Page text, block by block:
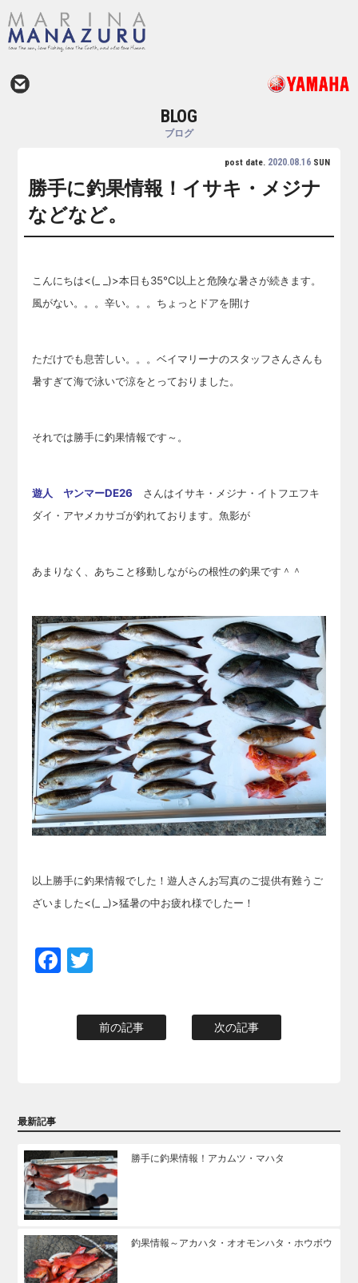
BLOG
ブログ
post date. 2020.08.16SUN
勝手に釣果情報！イサキ・メジナ
などなど。
こんにちは<(_ _)>本日も35℃以上と危険な暑さが続きます。
風がない。。。辛い。。。ちょっとドアを開け
ただけでも息苦しい。。。ベイマリーナのスタッフさんさんも
暑すぎて海で泳いで涼をとっておりました。
それでは勝手に釣果情報です～。
遊人 ヤンマーDE26 さんはイサキ・メジナ・イトフエフキ
ダイ・アヤメカサゴが釣れております。魚影が
あまりなく、あちこと移動しながらの根性の釣果です＾＾
以上勝手に釣果情報でした！遊人さんお写真のご提供有難うご
ざいました<(_ _)>猛暑の中お疲れ様でしたー！
Facebook
前の記事 次の記事
最新記事
勝手に釣果情報！アカムツ・マハタ
釣果情報～アカハタ・オオモンハタ・ホウボウ